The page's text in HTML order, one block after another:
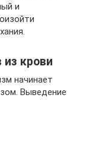
и
крови
начинает
Выведение